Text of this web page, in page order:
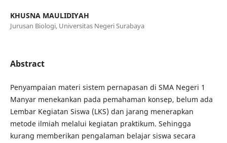
KHUSNA MAULIDIYAH
Jurusan Biologi, Universitas Negeri Surabaya
Abstract
Penyampaian materi sistem pernapasan di SMA Negeri 1
Manyar menekankan pada pemahaman konsep, belum ada
Lembar Kegiatan Siswa (LKS) dan jarang menerapkan
metode ilmiah melalui kegiatan praktikum. Sehingga
kurang memberikan pengalaman belajar siswa secara